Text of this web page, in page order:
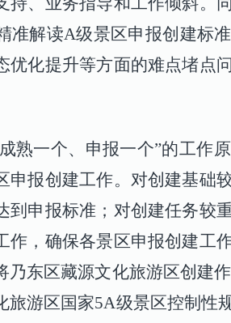
准解读A级景区申报创建标
优化提升等方面的难点堵点
熟一个、申报一个”的工作
申报创建工作。对创建基础
到申报标准；对创建任务较
作，确保各景区申报创建工
乃东区藏源文化旅游区创建
旅游区国家5A级景区控制性